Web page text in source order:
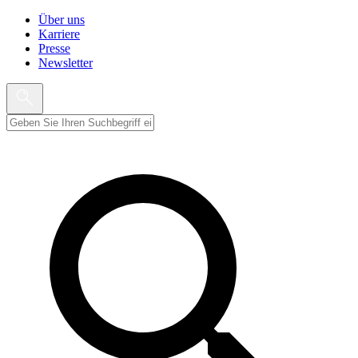
Über uns
Karriere
Presse
Newsletter